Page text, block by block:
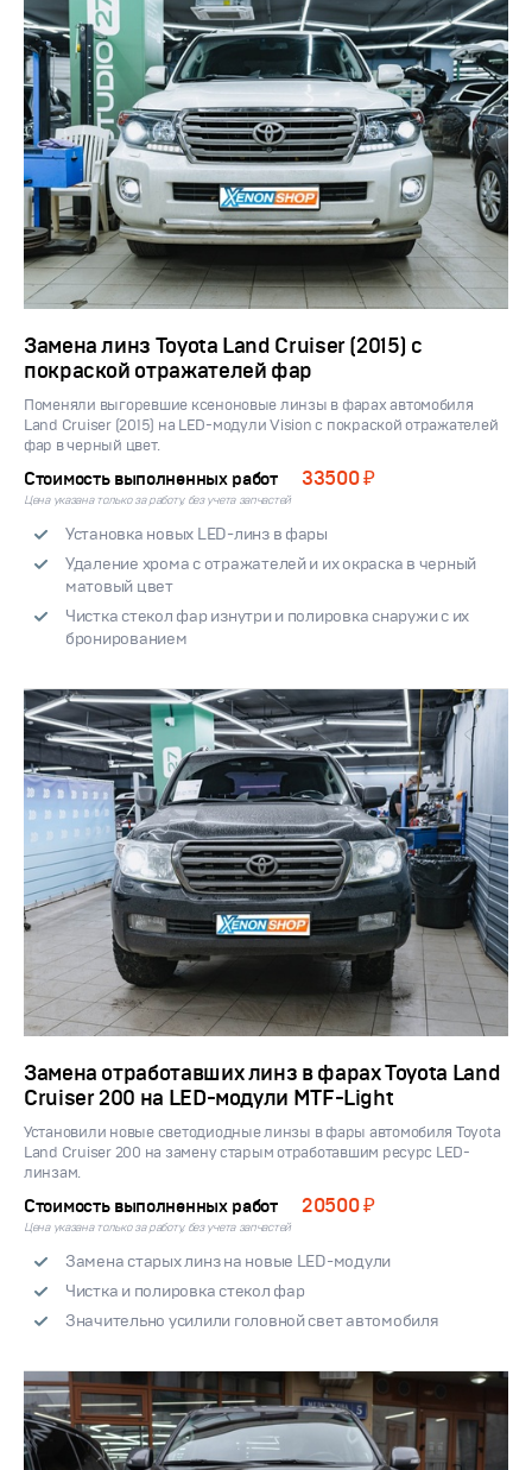
Замена линз Toyota Land Cruiser (2015) с
покраской отражателей фар
Поменяли выгоревшие ксеноновые линзы в фарах автомобиля
Land Cruiser (2015) на LED-модули Vision с покраской отражателей
фар в черный цвет.
Стоимость выполненных работ 33500 ₽
Цена указана только за работу, без учета запчастей
Установка новых LED-линз в фары
Удаление хрома с отражателей и их окраска в черный
матовый цвет
Чистка стекол фар изнутри и полировка снаружи с их
бронированием
Замена отработавших линз в фарах Toyota Land
Cruiser 200 на LED-модули MTF-Light
Установили новые светодиодные линзы в фары автомобиля Toyota
Land Cruiser 200 на замену старым отработавшим ресурс LED-
линзам.
Стоимость выполненных работ 20500 ₽
Цена указана только за работу, без учета запчастей
Замена старых линз на новые LED-модули
Чистка и полировка стекол фар
Значительно усилили головной свет автомобиля